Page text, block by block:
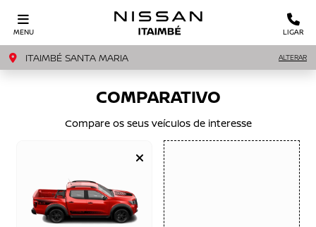
MENU LIGAR
ITAIMBÉ SANTA MARIA ALTERAR
COMPARATIVO
Compare os seus veículos de interesse